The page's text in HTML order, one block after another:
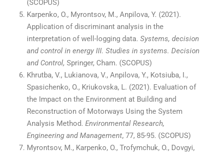
(SCOPUS)
Karpenko, O., Myrontsov, M., Anpilova, Y. (2021).
Application of discriminant analysis in the
interpretation of well-logging data. Systems, decision
and control in energy III. Studies in systems. Decision
and Control, Springer, Cham. (SCOPUS)
Khrutba, V., Lukianova, V., Anpilova, Y., Kotsіuba, I.,
Spasichenko, O., Krіukovska, L. (2021). Evaluation of
the Impact on the Environment at Building and
Reconstruction of Motorways Using the System
Analysis Method. Environmental Research,
Engineering and Management, 77, 85-95. (SCOPUS)
Myrontsov, M., Karpenko, O., Trofymchuk, O., Dovgyi,